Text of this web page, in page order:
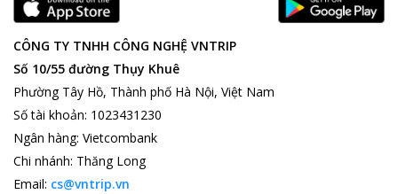
CÔNG TY TNHH CÔNG NGHỆ VNTRIP
Số 10/55 đường Thụy Khuê
Phường Tây Hồ, Thành phố Hà Nội, Việt Nam
Số tài khoản: 1023431230
Ngân hàng: Vietcombank
Chi nhánh: Thăng Long
Email: cs@vntrip.vn